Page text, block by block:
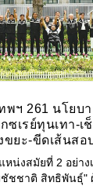
พฯ 261 นโยบา
กซเรย์ทุนเทา-เ
ขยะ-ขีดเส้นสอ
หน่งสมัยที่ 2 อย่าง
ชชาติ สิทธิพันธุ์"